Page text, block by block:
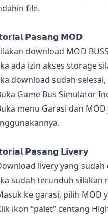
file.
𝗣𝗮𝘀𝗮𝗻𝗴 𝗠𝗢𝗗
download MOD
ada izin akses storage
download sudah
Game Bus Simulator
menu Garasi dan
𝗣𝗮𝘀𝗮𝗻𝗴 𝗟𝗶𝘃𝗲𝗿𝘆
livery yang
sudah terunduh silakan
ke garasi, pilih MOD
ikon “palet” centang